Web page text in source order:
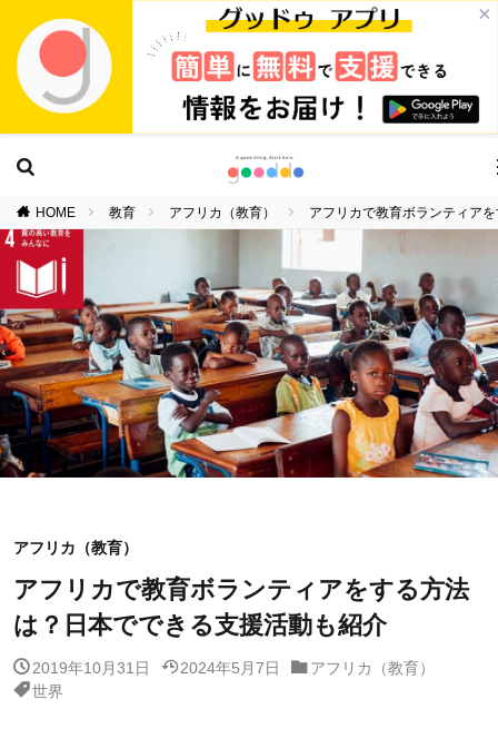
×
HOME 教育 アフリカ（教育） アフリカで教育ボランティア
アフリカ（教育）
アフリカで教育ボランティアをする方法
は？日本でできる支援活動も紹介
2019年10月31日 2024年5月7日
アフリカ（教育）
世界